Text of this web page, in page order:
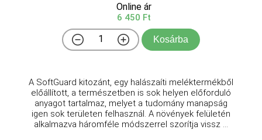
Online ár
6 450 Ft
Kosárba
A SoftGuard kitozánt, egy halászaíti meléktermékből
előállított, a természetben is sok helyen előforduló
anyagot tartalmaz, melyet a tudomány manapság
igen sok területen felhasznál. A növények felületén
alkalmazva háromféle módszerrel szorítja vissz ...